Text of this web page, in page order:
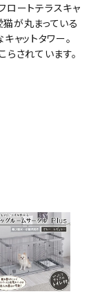
ロートテラスキャ
が丸まっている
ャットタワー。
されています。